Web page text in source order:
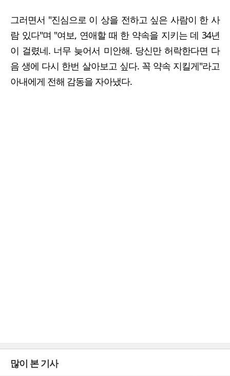
그러면서 "진심으로 이 상을 전하고 싶은 사람이 한 사
람 있다"며 "여보, 연애할 때 한 약속을 지키는 데 34년
이 걸렸네. 너무 늦어서 미안해. 당신만 허락한다면 다
음 생에 다시 한번 살아보고 싶다. 꼭 약속 지킬게"라고
아내에게 전해 감동을 자아냈다.
많이 본 기사